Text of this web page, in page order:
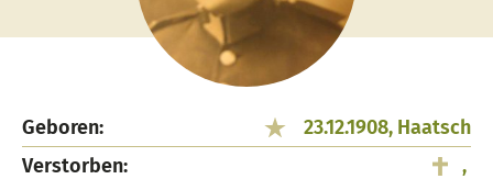
Geboren:
23.12.1908, Haatsch
Verstorben:
,